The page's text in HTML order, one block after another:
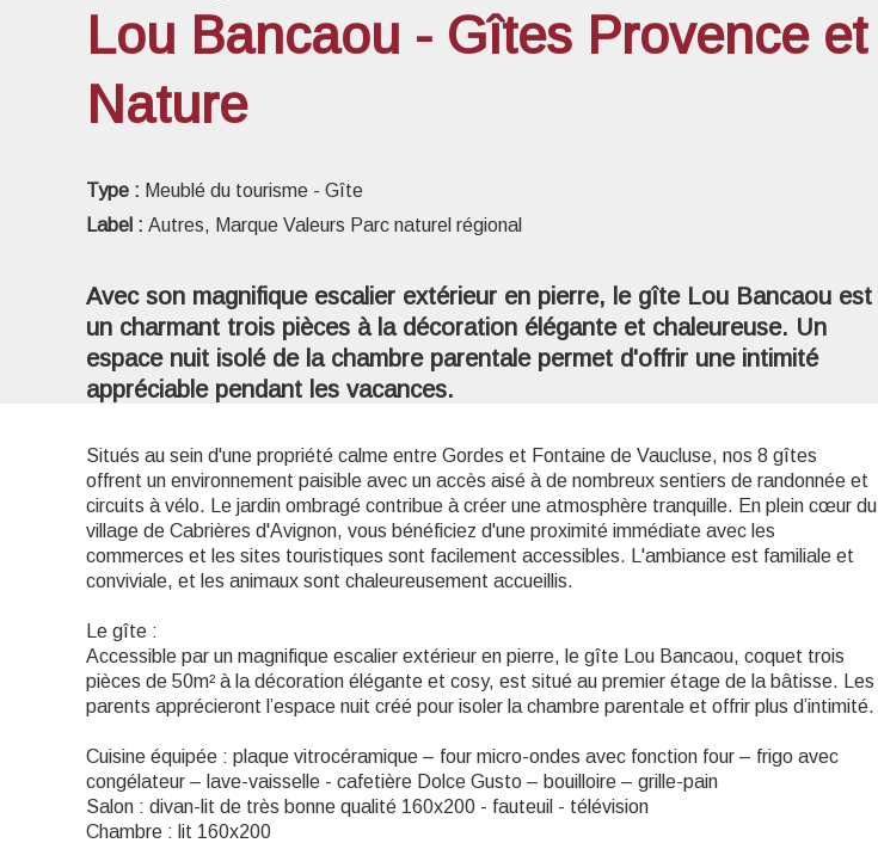
Lou Bancaou - Gîtes Provence et
Nature
Type : Meublé du tourisme - Gîte
Label : Autres, Marque Valeurs Parc naturel régional
Avec son magnifique escalier extérieur en pierre, le gîte Lou Bancaou est
un charmant trois pièces à la décoration élégante et chaleureuse. Un
espace nuit isolé de la chambre parentale permet d'offrir une intimité
appréciable pendant les vacances.
Situés au sein d'une propriété calme entre Gordes et Fontaine de Vaucluse, nos 8 gîtes
offrent un environnement paisible avec un accès aisé à de nombreux sentiers de randonnée et
circuits à vélo. Le jardin ombragé contribue à créer une atmosphère tranquille. En plein cœur du
village de Cabrières d'Avignon, vous bénéficiez d'une proximité immédiate avec les
commerces et les sites touristiques sont facilement accessibles. L'ambiance est familiale et
conviviale, et les animaux sont chaleureusement accueillis.
Le gîte :
Accessible par un magnifique escalier extérieur en pierre, le gîte Lou Bancaou, coquet trois
pièces de 50m² à la décoration élégante et cosy, est situé au premier étage de la bâtisse. Les
parents apprécieront l’espace nuit créé pour isoler la chambre parentale et offrir plus d’intimité.
Cuisine équipée : plaque vitrocéramique – four micro-ondes avec fonction four – frigo avec
congélateur – lave-vaisselle - cafetière Dolce Gusto – bouilloire – grille-pain
Salon : divan-lit de très bonne qualité 160x200 - fauteuil - télévision
Chambre : lit 160x200